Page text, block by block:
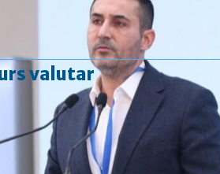
valutar
Curs valutar: 06 Aug 2026
EUR
: 5,2513 RON
+0,0024 ▲
USD: 4,5507 RON
+0,0027 ▲